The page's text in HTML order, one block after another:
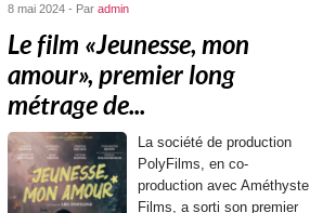
8 mai 2024 - Par admin
Le film « Jeunesse, mon
amour », premier long
métrage de...
La société de production
PolyFilms, en co-
production avec Améthyste
Films, a sorti son premier